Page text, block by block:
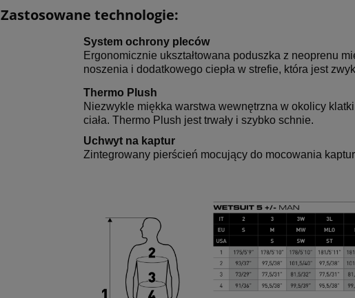
Zastosowane technologie:
System ochrony pleców
Ergonomicznie ukształtowana poduszka z neoprenu
noszenia i dodatkowego ciepła w strefie, która jest
Thermo Plush
Niezwykle miękka warstwa wewnętrzna w okolicy
ciała. Thermo Plush jest trwały i szybko schnie.
Uchwyt na kaptur
Zintegrowany pierścień mocujący do mocowania